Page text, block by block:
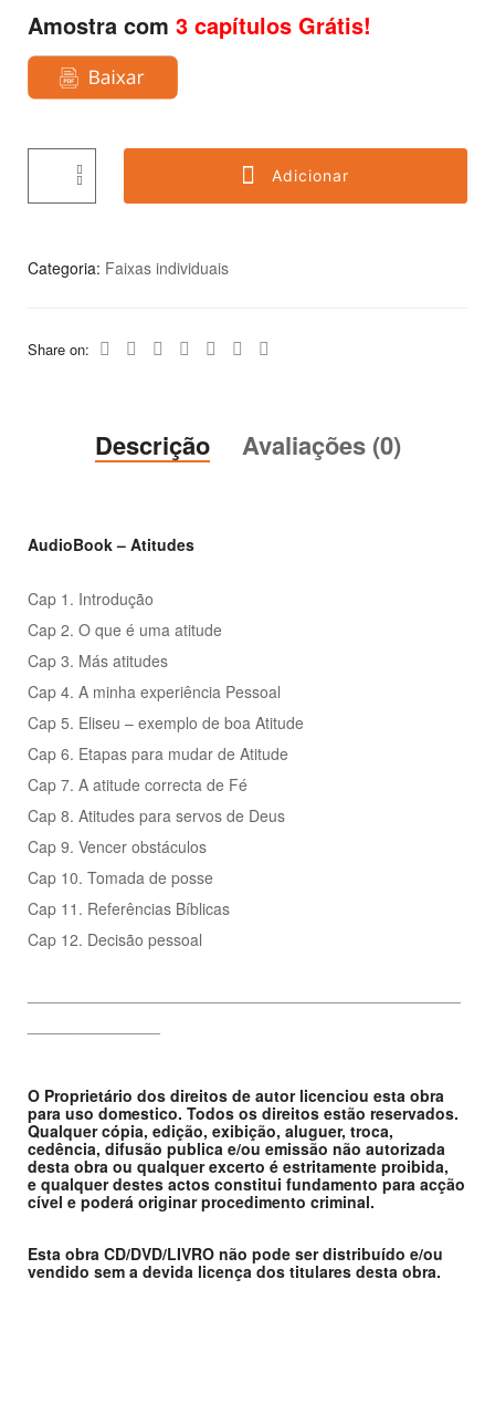
Amostra com 3 capítulos Grátis!
Adicionar
Categoria: Faixas individuais
Share on:
Descrição Avaliações (0)
AudioBook – Atitudes
Cap 1. Introdução
Cap 2. O que é uma atitude
Cap 3. Más atitudes
Cap 4. A minha experiência Pessoal
Cap 5. Eliseu – exemplo de boa Atitude
Cap 6. Etapas para mudar de Atitude
Cap 7. A atitude correcta de Fé
Cap 8. Atitudes para servos de Deus
Cap 9. Vencer obstáculos
Cap 10. Tomada de posse
Cap 11. Referências Bíblicas
Cap 12. Decisão pessoal
O Proprietário dos direitos de autor licenciou esta obra
para uso domestico. Todos os direitos estão reservados.
Qualquer cópia, edição, exibição, aluguer, troca,
cedência, difusão publica e/ou emissão não autorizada
desta obra ou qualquer excerto é estritamente proibida,
e qualquer destes actos constitui fundamento para acção
cível e poderá originar procedimento criminal.
Esta obra CD/DVD/LIVRO não pode ser distribuído e/ou
vendido sem a devida licença dos titulares desta obra.